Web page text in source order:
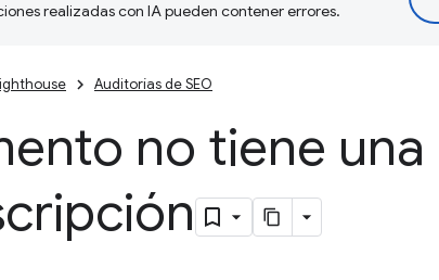
realizadas con IA pueden contener errores.
Auditorías de SEO
no tiene una